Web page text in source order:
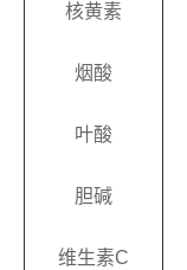
核黄素
烟酸
叶酸
胆碱
维生素C